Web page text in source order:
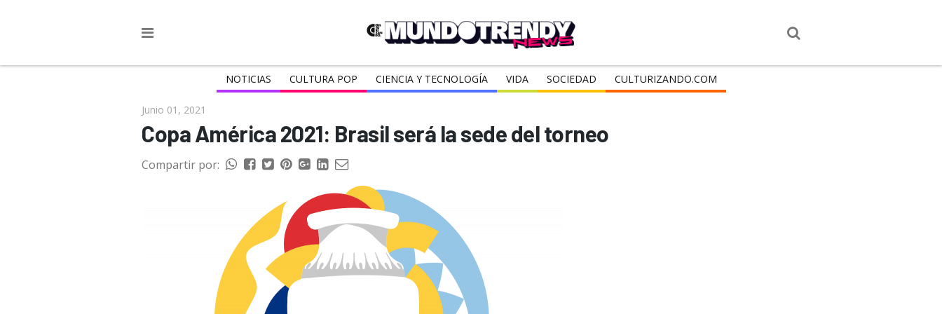
NOTICIAS CULTURA POP CIENCIA Y TECNOLOGÍA VIDA SOCIEDAD CULTURIZANDO.COM
Junio 01, 2021
Copa América 2021: Brasil será la sede del torneo
Compartir por: